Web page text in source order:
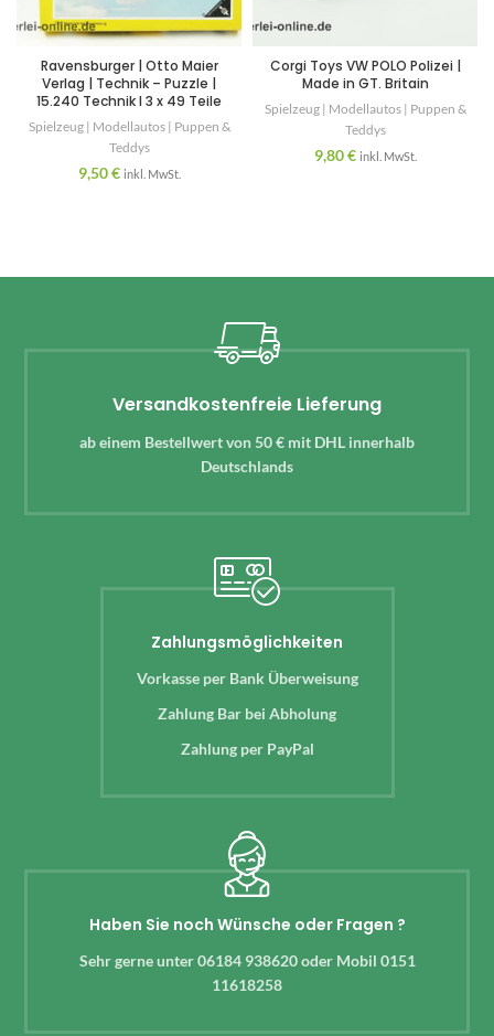
Ravensburger | Otto Maier
Verlag | Technik – Puzzle |
15.240 Technik I 3 x 49 Teile
Spielzeug | Modellautos | Puppen &
Teddys
9,50€ inkl. MwSt.
Corgi Toys VW POLO Polizei |
Made in GT. Britain
Spielzeug | Modellautos | Puppen &
Teddys
9,80€ inkl. MwSt.
Versandkostenfreie Lieferung
ab einem Bestellwert von 50 € mit DHL innerhalb
Deutschlands
Zahlungsmöglichkeiten
Vorkasse per Bank Überweisung
Zahlung Bar bei Abholung
Zahlung per PayPal
Haben Sie noch Wünsche oder Fragen ?
Sehr gerne unter 06184 938620 oder Mobil 0151
11618258